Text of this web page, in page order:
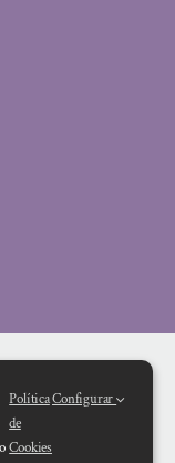
Política
de
Cookies
Configurar